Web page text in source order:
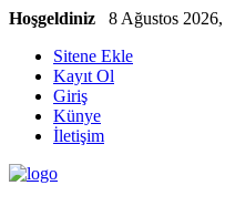
Hoşgeldiniz
8 Ağustos
Sitene Ekle
Kayıt Ol
Giriş
Künye
İletişim